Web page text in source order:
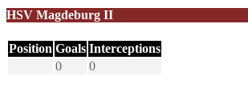
HSV Magdeburg II
Position Goals Interceptions
0
0